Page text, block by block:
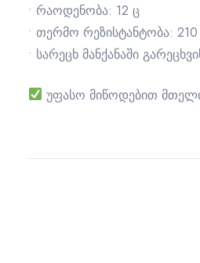
• რაოდენობა: 12 ც
• თერმო რეზისტანტობა: 210
• სარეცხ მანქანაში
უფასო მიწოდებით